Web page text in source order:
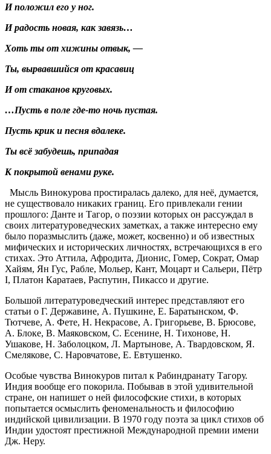
И положил его у ног.
И радость новая, как завязь…
Хоть ты от хижины отвык, —
Ты, вырвавшийся от красавиц
И от стаканов круговых.
…Пусть в поле где-то ночь пустая.
Пусть крик и песня вдалеке.
Ты всё забудешь, припадая
К покрытой венами руке.
Мысль Винокурова простиралась далеко, для неё, думается,
не существовало никаких границ. Его привлекали гении
прошлого: Данте и Тагор, о поэзии которых он рассуждал в
своих литературоведческих заметках, а также интересно ему
было поразмыслить (даже, может, косвенно) и об известных
мифических и исторических личностях, встречающихся в его
стихах. Это Аттила, Афродита, Дионис, Гомер, Сократ, Омар
Хайям, Ян Гус, Рабле, Мольер, Кант, Моцарт и Сальери, Пётр
I, Платон Каратаев, Распутин, Пикассо и другие.
Большой литературоведческий интерес представляют его
статьи о Г. Державине, А. Пушкине, Е. Баратынском, Ф.
Тютчеве, А. Фете, Н. Некрасове, А. Григорьеве, В. Брюсове,
А. Блоке, В. Маяковском, С. Есенине, Н. Тихонове, Н.
Ушакове, Н. Заболоцком, Л. Мартынове, А. Твардовском, Я.
Смелякове, С. Наровчатове, Е. Евтушенко.
Особые чувства Винокуров питал к Рабиндранату Тагору.
Индия вообще его покорила. Побывав в этой удивительной
стране, он напишет о ней философские стихи, в которых
попытается осмыслить феноменальность и философию
индийской цивилизации. В 1970 году поэта за цикл стихов об
Индии удостоят престижной Международной премии имени
Дж. Неру.